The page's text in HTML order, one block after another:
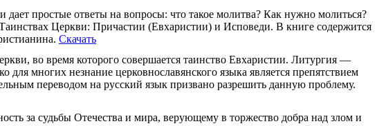
простые ответы на вопросы: что такое молитва? Как нужно молиться?
Церкви: Причастии (Евхаристии) и Исповеди. В книге содержится
Скачать
во время которого совершается таинство Евхаристии. Литургия —
многих незнание церковнославянского языка является препятствием
переводом на русский язык призвано разрешить данную проблему.
за судьбы Отечества и мира, верующему в торжество добра над злом и